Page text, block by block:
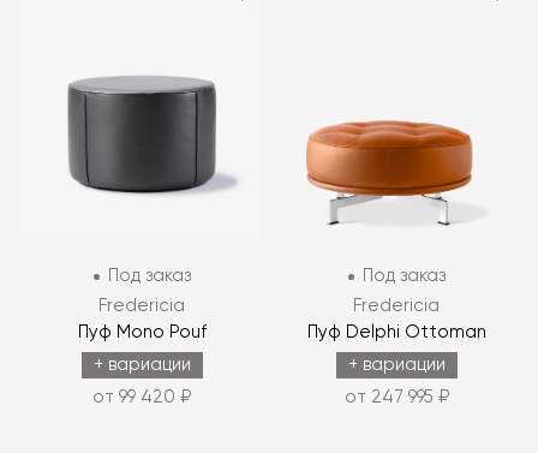
Под заказ
Fredericia
Пуф Mono Pouf
+ вариации
от 99 420 ₽
Под заказ
Fredericia
Пуф Delphi Ottoman
+ вариации
от 247 995 ₽